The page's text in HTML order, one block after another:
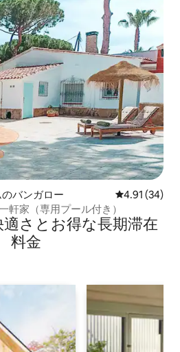
バンガロー レビュー34
4.91 (34)
軒家（専用プール付き）
さ⁠とお⁠得⁠な長⁠期⁠滞⁠在
料⁠金